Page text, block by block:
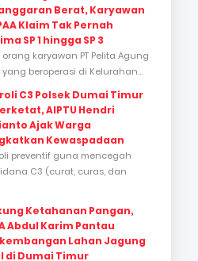
Berat, Karyawan
Klaim Tak Pernah
SP 1 hingga SP 3
orang karyawan PT Pelita Agung
yang beroperasi di Kelurahan...
C3 Polsek Dumai Timur
AIPTU Hendri
Ajak Warga
Kewaspadaan
preventif guna mencegah
C3 (curat, curas, dan
Ketahanan Pangan,
Abdul Karim Pantau
Lahan Jagung
di Dumai Timur